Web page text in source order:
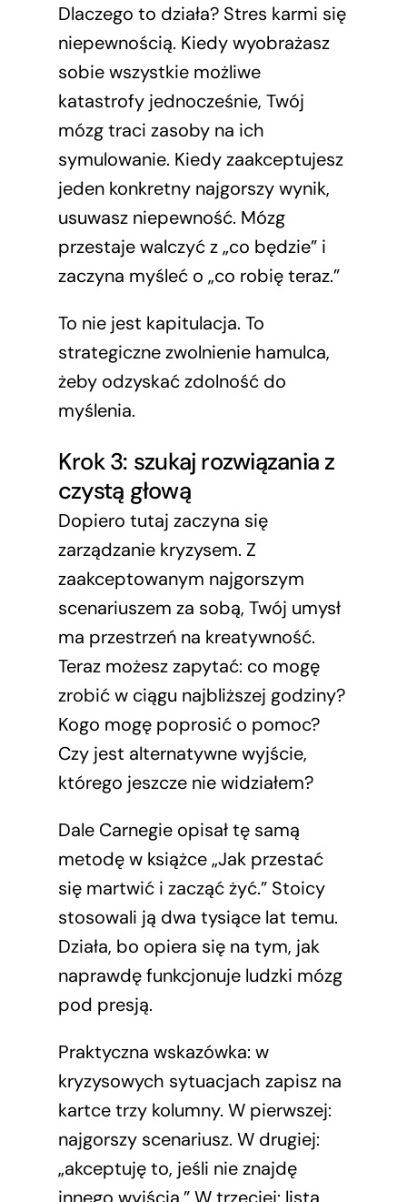
Dlaczego to działa? Stres karmi się
niepewnością. Kiedy wyobrażasz
sobie wszystkie możliwe
katastrofy jednocześnie, Twój
mózg traci zasoby na ich
symulowanie. Kiedy zaakceptujesz
jeden konkretny najgorszy wynik,
usuwasz niepewność. Mózg
przestaje walczyć z „co będzie” i
zaczyna myśleć o „co robię teraz.”
To nie jest kapitulacja. To
strategiczne zwolnienie hamulca,
żeby odzyskać zdolność do
myślenia.
Krok 3: szukaj rozwiązania z
czystą głową
Dopiero tutaj zaczyna się
zarządzanie kryzysem. Z
zaakceptowanym najgorszym
scenariuszem za sobą, Twój umysł
ma przestrzeń na kreatywność.
Teraz możesz zapytać: co mogę
zrobić w ciągu najbliższej godziny?
Kogo mogę poprosić o pomoc?
Czy jest alternatywne wyjście,
którego jeszcze nie widziałem?
Dale Carnegie opisał tę samą
metodę w książce „Jak przestać
się martwić i zacząć żyć.” Stoicy
stosowali ją dwa tysiące lat temu.
Działa, bo opiera się na tym, jak
naprawdę funkcjonuje ludzki mózg
pod presją.
Praktyczna wskazówka: w
kryzysowych sytuacjach zapisz na
kartce trzy kolumny. W pierwszej:
najgorszy scenariusz. W drugiej:
„akceptuję to, jeśli nie znajdę